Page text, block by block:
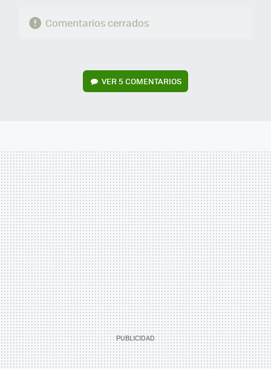
Comentarios cerrados
VER5 COMENTARIOS